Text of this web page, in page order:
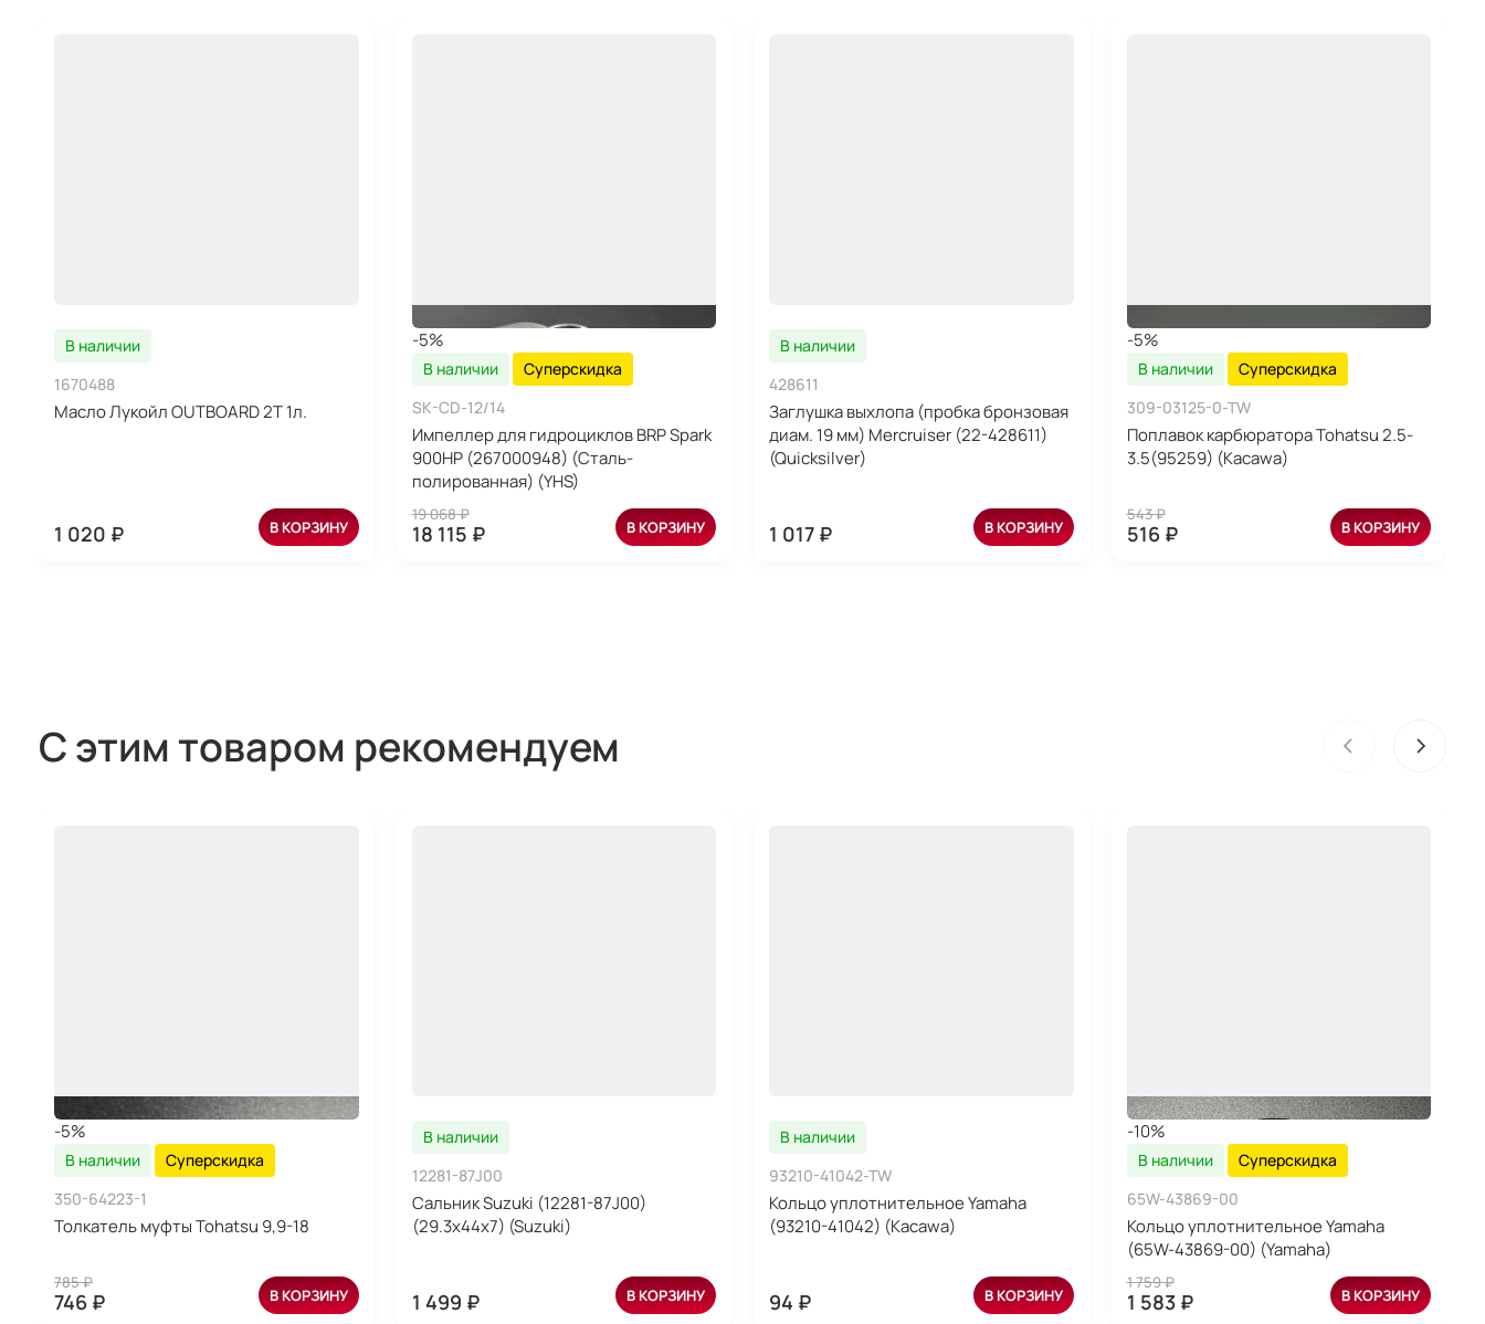
В наличии
1670488
Масло Лукойл OUTBOARD 2T 1л.
1 020 ₽ В КОРЗИНУ
-5%
В наличии
Суперскидка
SK-CD-12/14
Импеллер для гидроциклов BRP Spark
900HP (267000948) (Сталь-
полированная) (YHS)
19 068 ₽
18 115 ₽ В КОРЗИНУ
В наличии
428611
Заглушка выхлопа (пробка бронзовая
диам. 19 мм) Mercruiser (22-428611)
(Quicksilver)
1 017 ₽ В КОРЗИНУ
-5%
В наличии
Суперскидка
309-03125-0-TW
Поплавок карбюратора Tohatsu 2.5-
3.5(95259) (Kacawa)
543 ₽
516 ₽ В КОРЗИНУ
С этим товаром рекомендуем
-5%
В наличии
Суперскидка
350-64223-1
Толкатель муфты Tohatsu 9,9-18
785 ₽
746 ₽ В КОРЗИНУ
В наличии
12281-87J00
Сальник Suzuki (12281-87J00)
(29.3x44x7) (Suzuki)
1 499 ₽ В КОРЗИНУ
В наличии
93210-41042-TW
Кольцо уплотнительное Yamaha
(93210-41042) (Kacawa)
94 ₽ В КОРЗИНУ
-10%
В наличии
Суперскидка
65W-43869-00
Кольцо уплотнительное Yamaha
(65W-43869-00) (Yamaha)
1 759 ₽
1 583 ₽ В КОРЗИНУ